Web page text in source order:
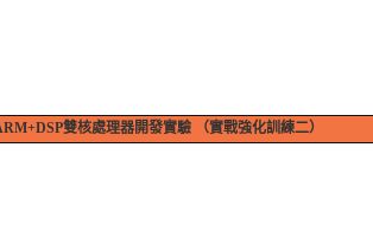
雙核處理器開發實驗 （實戰強化訓練二）